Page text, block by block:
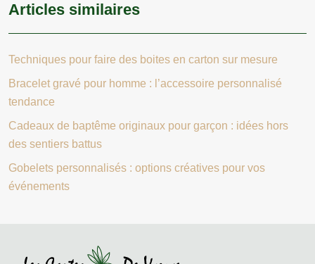
Articles similaires
Techniques pour faire des boites en carton sur mesure
Bracelet gravé pour homme : l’accessoire personnalisé
tendance
Cadeaux de baptême originaux pour garçon : idées hors
des sentiers battus
Gobelets personnalisés : options créatives pour vos
événements